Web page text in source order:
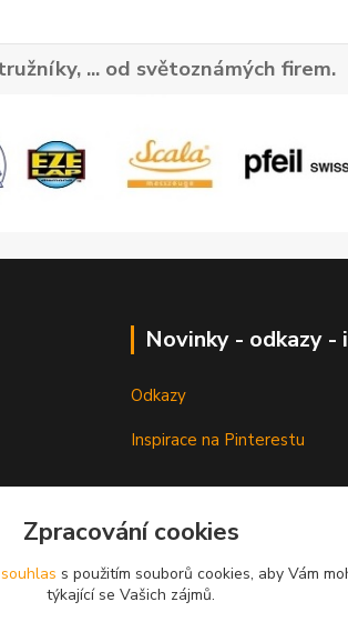
... od světoznámých firem.
Novinky - odkazy -
Odkazy
Inspirace na Pinterestu
Zpracování cookies
souhlas s použitím souborů cookies, aby Vám
týkající se Vašich zájmů.